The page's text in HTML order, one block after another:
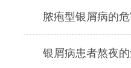
脓疱型银屑病的
银屑病患者熬夜